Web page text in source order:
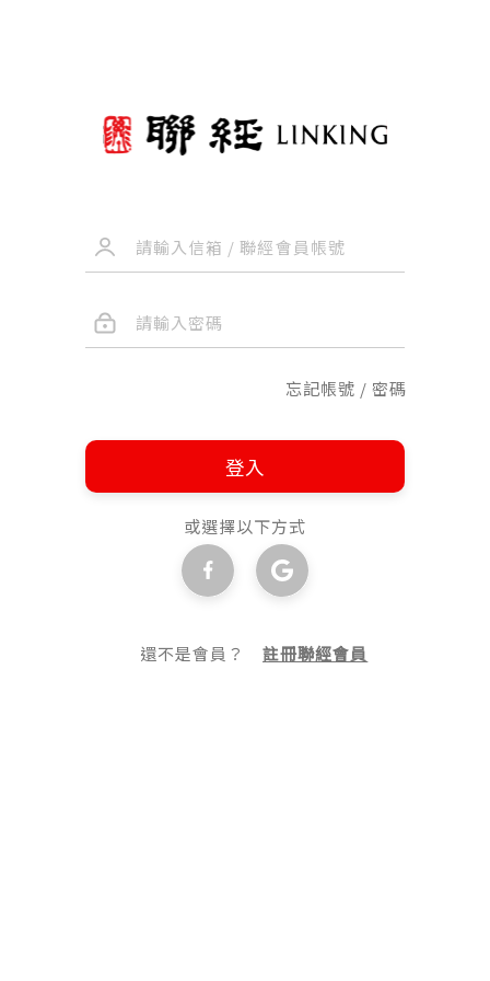
忘記帳號 / 密碼
登入
或選擇以下方式
還不是會員？註冊聯經會員